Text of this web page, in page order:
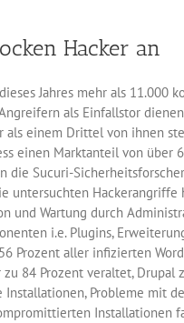
Hacker an
Jahres mehr als
als Einfallstor
einem Drittel von ihnen
einen Marktanteil von
die Sucuri-
untersuchten
und Wartung durch
i.e. Plugins,
Prozent aller infizierten
84 Prozent veraltet,
Installationen, Probleme
Installationen